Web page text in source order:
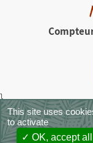
}
MenuNature -
Crédit photos
This site uses
to activate
OK, accept all